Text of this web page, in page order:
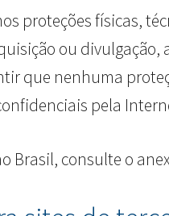
proteções físicas,
ou divulgação,
que nenhuma
pela
Brasil, consulte o